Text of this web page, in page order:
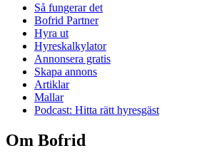
Så fungerar det
Bofrid Partner
Hyra ut
Hyreskalkylator
Annonsera gratis
Skapa annons
Artiklar
Mallar
Podcast: Hitta rätt hyresgäst
Om Bofrid